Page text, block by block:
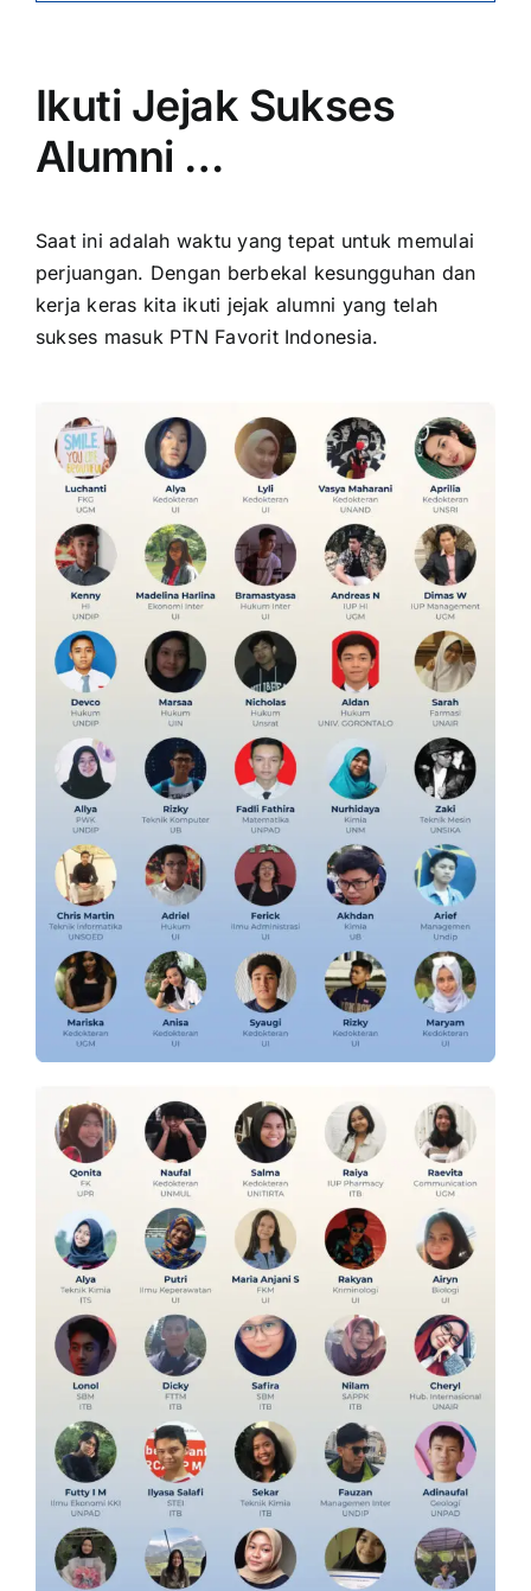
Ikuti Jejak Sukses
Alumni …
Saat ini adalah waktu yang tepat untuk memulai
perjuangan. Dengan berbekal kesungguhan dan
kerja keras kita ikuti jejak alumni yang telah
sukses masuk PTN Favorit Indonesia.